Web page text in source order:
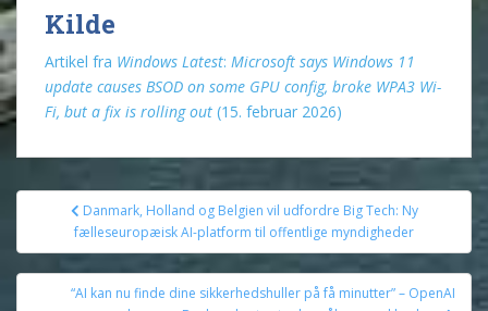
Kilde
Artikel fra Windows Latest: Microsoft says Windows 11
update causes BSOD on some GPU config, broke WPA3 Wi-
Fi, but a fix is rolling out (15. februar 2026)
Indlægsnavigation
Danmark, Holland og Belgien vil udfordre Big Tech: Ny
fælleseuropæisk AI-platform til offentlige myndigheder
“AI kan nu finde dine sikkerhedshuller på få minutter” – OpenAI